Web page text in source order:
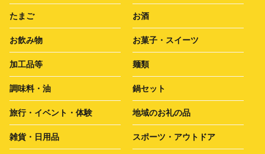
たまご お酒
お飲み物 お菓子・スイーツ
加工品等 麺類
調味料・油 鍋セット
旅行・イベント・体験 地域のお礼の品
雑貨・日用品 スポーツ・アウトドア